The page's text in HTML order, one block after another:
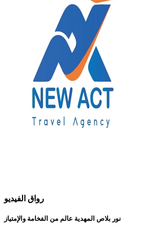
رواق الفيديو
نور بلاص المهدية عالم من الفخامة والإمتياز